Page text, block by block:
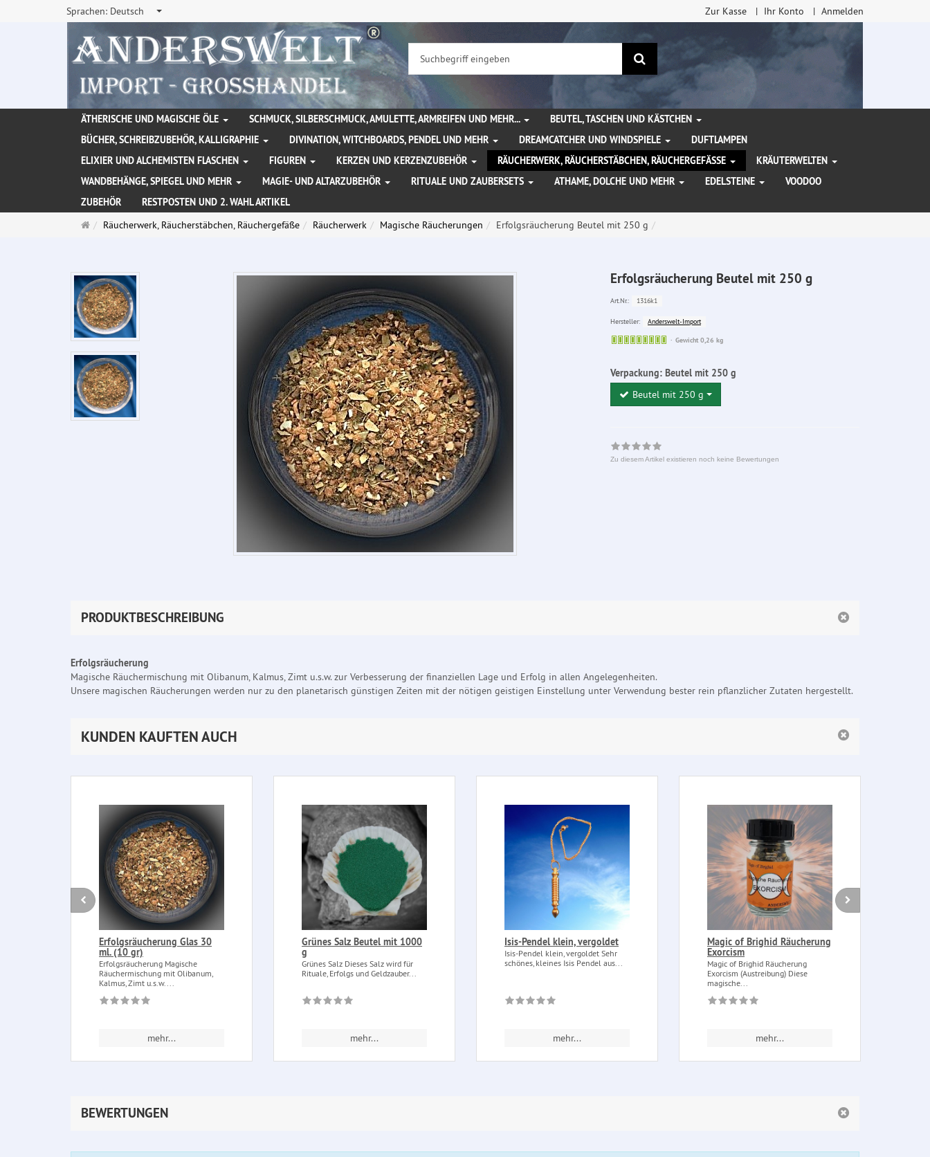
Sprachen: Deutsch Zur Kasse Ihr Konto Anmelden
Suchen
ÄTHERISCHE UND MAGISCHE ÖLE SCHMUCK, SILBERSCHMUCK, AMULETTE, ARMREIFEN UND MEHR...
BEUTEL, TASCHEN UND KÄSTCHEN
BÜCHER, SCHREIBZUBEHÖR, KALLIGRAPHIE
DIVINATION, WITCHBOARDS, PENDEL UND MEHR DREAMCATCHER UND WINDSPIELE
DUFTLAMPEN
ELIXIER UND ALCHEMISTEN FLASCHEN
FIGUREN KERZEN UND KERZENZUBEHÖR RÄUCHERWERK, RÄUCHERSTÄBCHEN, RÄUCHERGEFÄSSE
KRÄUTERWELTEN
WANDBEHÄNGE, SPIEGEL UND MEHR
MAGIE- UND ALTARZUBEHÖR RITUALE UND ZAUBERSETS ATHAME, DOLCHE UND MEHR EDELSTEINE
VOODOO
ZUBEHÖR
RESTPOSTEN UND 2. WAHL ARTIKEL
Startseite
Räucherwerk, Räucherstäbchen, Räuchergefäße Räucherwerk Magische Räucherungen Erfolgsräucherung Beutel mit 250 g
Erfolgsräucherung Beutel mit 250 g
Art.Nr.: 1316k1
Hersteller:
Anderswelt-Import
Sofort
Gewicht 0,26 kg
Verpackung: Beutel mit 250 g
Beutel mit 250 g
Zu diesem Artikel existieren noch keine Bewertungen
PRODUKTBESCHREIBUNG
Erfolgsräucherung
Magische Räuchermischung mit Olibanum, Kalmus, Zimt u.s.w. zur Verbesserung der finanziellen Lage und Erfolg in allen Angelegenheiten.
Unsere magischen Räucherungen werden nur zu den planetarisch günstigen Zeiten mit der nötigen geistigen Einstellung unter Verwendung bester rein pflanzlicher Zutaten hergestellt.
KUNDEN KAUFTEN AUCH
Erfolgsräucherung Glas 30
ml. (10 gr)
Erfolgsräucherung Magische
Räuchermischung mit Olibanum,
Kalmus, Zimt u.s.w....
mehr...
Grünes Salz Beutel mit 1000
g
Grünes Salz Dieses Salz wird für
Rituale, Erfolgs und Geldzauber...
mehr...
Isis-Pendel klein, vergoldet
Isis-Pendel klein, vergoldet Sehr
schönes, kleines Isis Pendel aus...
mehr...
Magic of Brighid Räucherung
Exorcism
Magic of Brighid Räucherung
Exorcism (Austreibung) Diese
magische...
mehr...
BEWERTUNGEN